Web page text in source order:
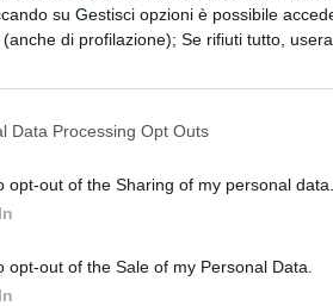
su Gestisci opzioni è possibile
di profilazione); Se rifiuti tutto,
Data Processing Opt Outs
opt-out of the Sharing of my personal data.
opt-out of the Sale of my Personal Data.
da uno spazioa gruppi di
la virgola.